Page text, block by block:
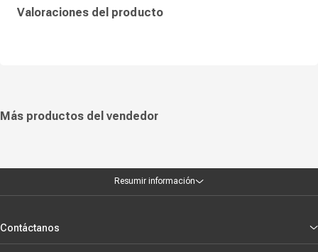
Valoraciones del producto
Más productos del vendedor
Resumir información
Contáctanos